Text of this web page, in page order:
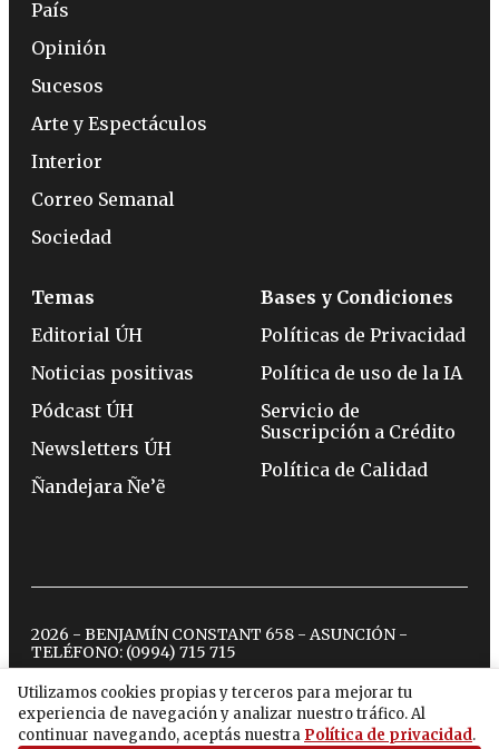
Utilizamos cookies propias y terceros para mejorar tu
experiencia de navegación y analizar nuestro tráfico. Al
continuar navegando, aceptás nuestra Política de privacidad.
País
Opinión
Sucesos
Arte y Espectáculos
Interior
Correo Semanal
Sociedad
Temas
Editorial ÚH
Noticias positivas
Pódcast ÚH
Newsletters ÚH
Ñandejara Ñe’ẽ
Bases y Condiciones
Políticas de Privacidad
Política de uso de la IA
Servicio de
Suscripción a Crédito
Política de Calidad
2026 - BENJAMÍN CONSTANT 658 - ASUNCIÓN -
TELÉFONO: (0994) 715 715
twitterinstagram
facebook
tiktokyoutubespotify